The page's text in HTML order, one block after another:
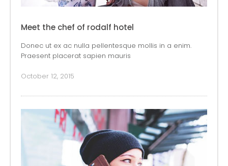
Meet the chef of rodalf hotel
Donec ut ex ac nulla pellentesque mollis in a enim.
Praesent placerat sapien mauris
October 12, 2015